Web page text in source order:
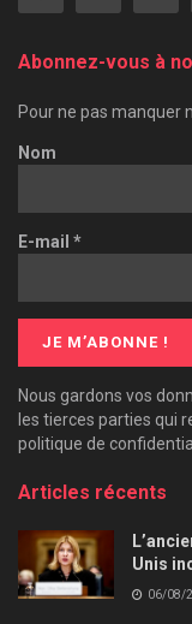
Abonnez-vous à
Pour ne pas manquer
Nom
E-mail *
Nous gardons vos
les tierces parties qui
politique de
Articles récents
Unis
06/08/